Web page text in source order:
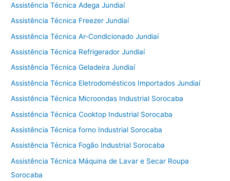
Assistência Técnica Adega Jundiaí
Assistência Técnica Freezer Jundiaí
Assistência Técnica Ar-Condicionado Jundiaí
Assistência Técnica Refrigerador Jundiaí
Assistência Técnica Geladeira Jundiaí
Assistência Técnica Eletrodomésticos Importados Jundiaí
Assistência Técnica Microondas Industrial Sorocaba
Assistência Técnica Cooktop Industrial Sorocaba
Assistência Técnica forno Industrial Sorocaba
Assistência Técnica Fogão Industrial Sorocaba
Assistência Técnica Máquina de Lavar e Secar Roupa
Sorocaba